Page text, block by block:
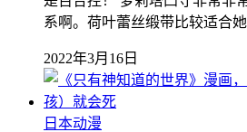
系啊。荷叶蕾丝缎带比较适合
2022年3月16日
日本动漫